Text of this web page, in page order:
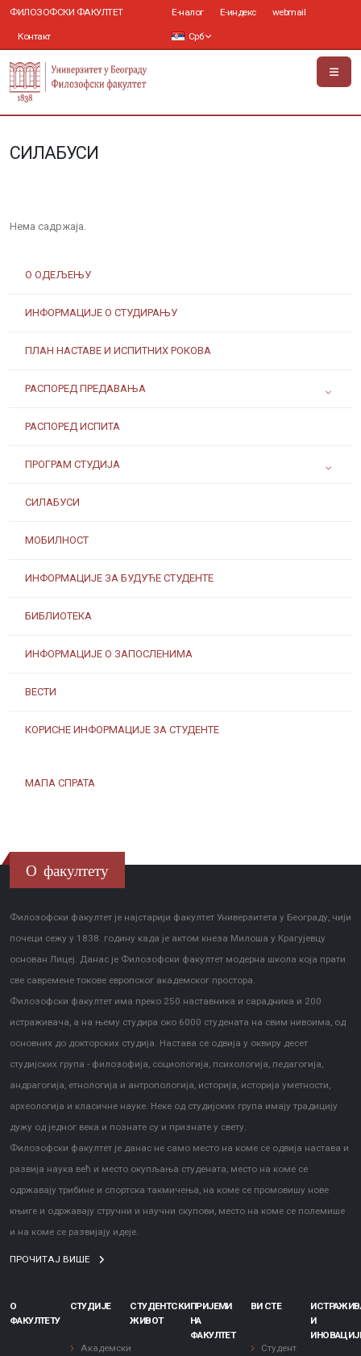
ФИЛОЗОФСКИ ФАКУЛТЕТ
Контакт
Е-налог Е-индекс webmail
Срб
СИЛАБУСИ
О ОДЕЉЕЊУ
ИНФОРМАЦИЈЕ О СТУДИРАЊУ
ПЛАН НАСТАВЕ И ИСПИТНИХ РОКОВА
РАСПОРЕД ПРЕДАВАЊА
РАСПОРЕД ИСПИТА
ПРОГРАМ СТУДИЈА
СИЛАБУСИ
МОБИЛНОСТ
ИНФОРМАЦИЈЕ ЗА БУДУЋЕ СТУДЕНТЕ
БИБЛИОТЕКА
ИНФОРМАЦИЈЕ О ЗАПОСЛЕНИМА
ВЕСТИ
КОРИСНЕ ИНФОРМАЦИЈЕ ЗА СТУДЕНТЕ
МАПА СПРАТА
Нема садржаја.
О факултету
Филозофски факултет је најстарији факултет Универзитета у Београду, чији
почеци сежу у 1838. годину када је актом кнеза Милоша у Крагујевцу
основан Лицеј. Данас је Филозофски факултет модерна школа која прати
све савремене токове европског академског простора.
Филозофски факултет има преко 250 наставника и сарадника и 200
истраживача, а на њему студира око 6000 студената на свим нивоима, од
основних до докторских студија. Настава се одвија у оквиру десет
студијских група - филозофија, социологија, психологија, педагогија,
андрагогија, етнологија и антропологија, историја, историја уметности,
археологија и класичне науке. Неке од студијских група имају традицију
дужу од једног века и познате су и признате у свету.
Филозофски факултет је данас не само место на коме се одвија настава и
развија наука већ и место окупљања студената, место на коме се
одржавају трибине и спортска такмичења, на коме се промовишу нове
књиге и одржавају стручни и научни скупови, место на коме се полемише
и на коме се развијају идеје.
ПРОЧИТАЈ ВИШЕ
О
ФАКУЛТЕТУ
СТУДИЈЕ
Академски
СТУДЕНТСКИ
ЖИВОТ
ПРИЈЕМИ
НА
ФАКУЛТЕТ
ВИ СТЕ
Студент
И